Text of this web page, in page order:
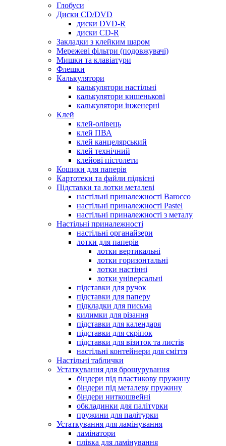
Глобуси
Диски CD/DVD
диски DVD-R
диски CD-R
Закладки з клейким шаром
Мережеві фільтри (подовжувачі)
Мишки та клавіатури
Флешки
Калькулятори
калькулятори настільні
калькулятори кишенькові
калькулятори інженерні
Клей
клей-олівець
клей ПВА
клей канцелярський
клей технічний
клейові пістолети
Кошики для паперів
Картотеки та файли підвісні
Підставки та лотки металеві
настільні приналежності Barocco
настільні приналежності Pastel
настільні приналежності з металу
Настільні приналежності
настільні органайзери
лотки для паперів
лотки вертикальні
лотки горизонтальні
лотки настінні
лотки універсальні
підставки для ручок
підставки для паперу
підкладки для письма
килимки для різання
підставки для календаря
підставки для скріпок
підставки для візиток та листів
настільні контейнери для сміття
Настільні таблички
Устаткування для брошурування
біндери під пластикову пружину
біндери під металеву пружину
біндери ниткошвейні
обкладинки для палітурки
пружини для палітурки
Устаткування для ламінування
ламінатори
плівка для ламінування